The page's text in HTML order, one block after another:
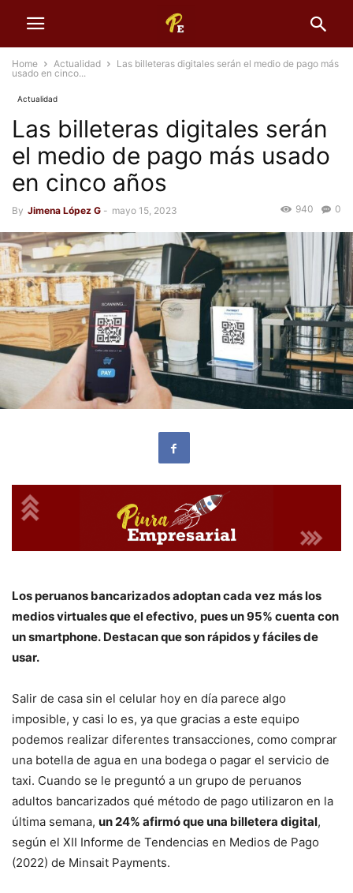
Home Actualidad
Las billeteras digitales serán el medio de pago más
usado en cinco...
Actualidad
Las billeteras digitales serán
el medio de pago más usado
en cinco años
By Jimena López G - mayo 15, 2023 0
940
Los peruanos bancarizados adoptan cada vez más los
medios virtuales que el efectivo, pues un 95% cuenta con
un smartphone. Destacan que son rápidos y fáciles de
usar.
Salir de casa sin el celular hoy en día parece algo
imposible, y casi lo es, ya que gracias a este equipo
podemos realizar diferentes transacciones, como comprar
una botella de agua en una bodega o pagar el servicio de
taxi. Cuando se le preguntó a un grupo de peruanos
adultos bancarizados qué método de pago utilizaron en la
última semana, un 24% afirmó que una billetera digital,
según el XII Informe de Tendencias en Medios de Pago
(2022) de Minsait Payments.